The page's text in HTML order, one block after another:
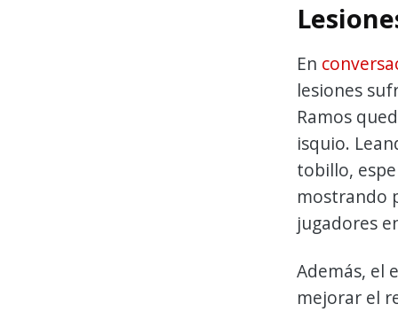
En
lesiones
Ramos
isquio.
tobillo,
mostrando
jugadores
Además, el
mejorar el